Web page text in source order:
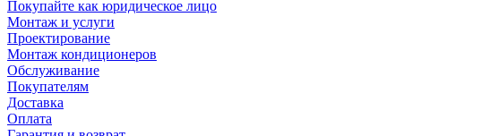
Покупайте как юридическое лицо
Монтаж и услуги
Проектирование
Монтаж кондиционеров
Обслуживание
Покупателям
Доставка
Оплата